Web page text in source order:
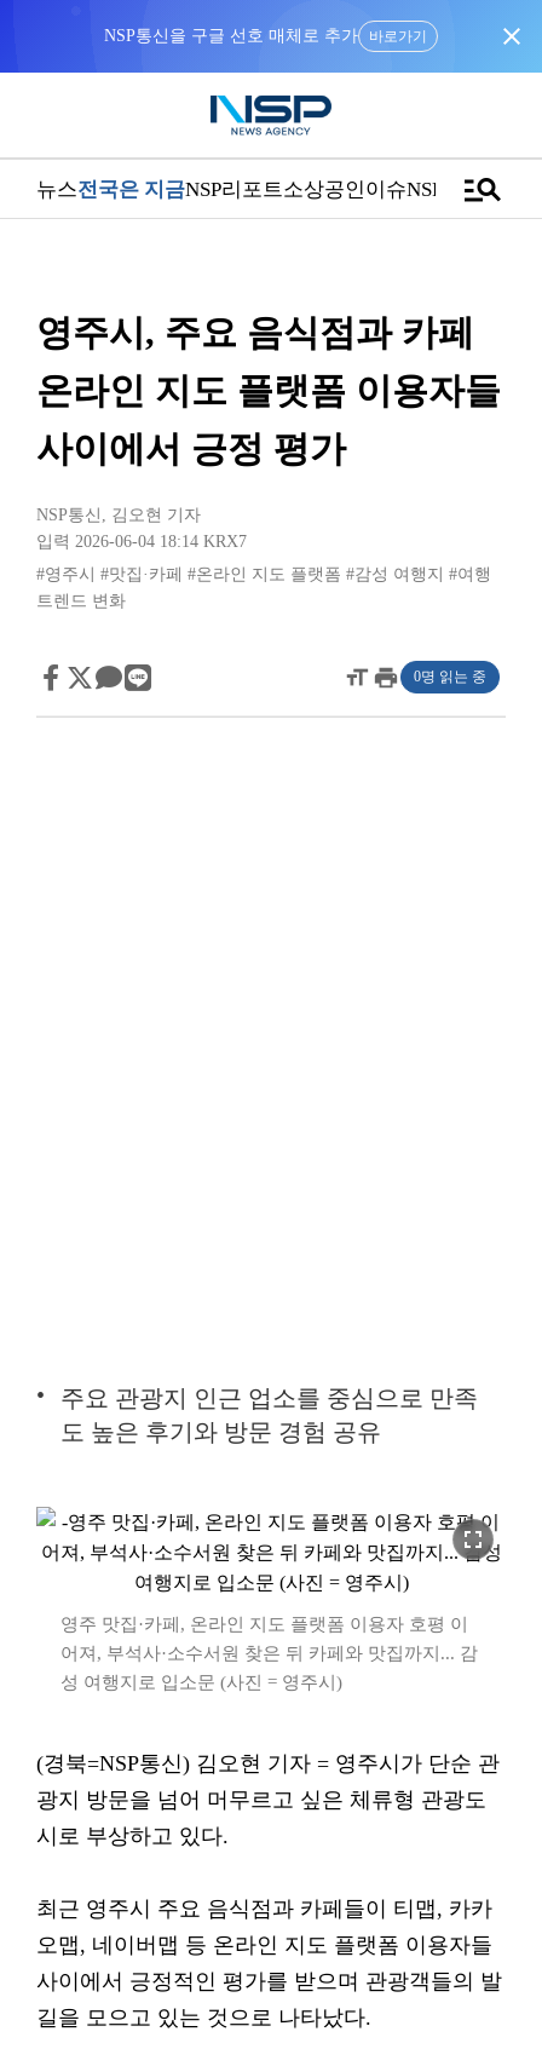
NSP통신을 구글 선호 매체로 추가 바로가기 close
뉴스전국은 지금NSP리포트소상공인이슈NSPTVmanage_search
영주시, 주요 음식점과 카페
온라인 지도 플랫폼 이용자들
사이에서 긍정 평가
NSP통신 , 김오현 기자
입력 2026-06-04 18:14 KRX7
#영주시
#맛집·카페 #온라인 지도 플랫폼 #감성 여행지 #여행
트렌드 변화
format_sizeprint 0명 읽는 중
주요 관광지 인근 업소를 중심으로 만족
도 높은 후기와 방문 경험 공유
fullscreen
영주 맛집·카페, 온라인 지도 플랫폼 이용자 호평 이
어져, 부석사·소수서원 찾은 뒤 카페와 맛집까지... 감
성 여행지로 입소문 (사진 = 영주시)
(경북=NSP통신) 김오현 기자 = 영주시가 단순 관
광지 방문을 넘어 머무르고 싶은 체류형 관광도
시로 부상하고 있다.
최근 영주시 주요 음식점과 카페들이 티맵, 카카
오맵, 네이버맵 등 온라인 지도 플랫폼 이용자들
사이에서 긍정적인 평가를 받으며 관광객들의 발
길을 모으고 있는 것으로 나타났다.